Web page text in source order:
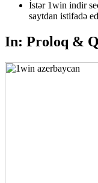
İstər 1win indir
saytdan istifadə
In: Proloq &